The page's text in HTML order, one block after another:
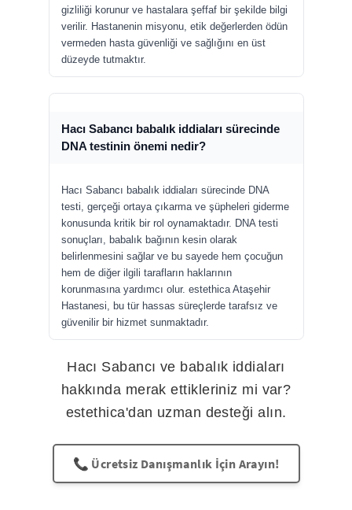
gizliliği korunur ve hastalara şeffaf bir şekilde bilgi
verilir. Hastanenin misyonu, etik değerlerden ödün
vermeden hasta güvenliği ve sağlığını en üst
düzeyde tutmaktır.
Hacı Sabancı babalık iddiaları sürecinde
DNA testinin önemi nedir?
Hacı Sabancı babalık iddiaları sürecinde DNA
testi, gerçeği ortaya çıkarma ve şüpheleri giderme
konusunda kritik bir rol oynamaktadır. DNA testi
sonuçları, babalık bağının kesin olarak
belirlenmesini sağlar ve bu sayede hem çocuğun
hem de diğer ilgili tarafların haklarının
korunmasına yardımcı olur. estethica Ataşehir
Hastanesi, bu tür hassas süreçlerde tarafsız ve
güvenilir bir hizmet sunmaktadır.
Hacı Sabancı ve babalık iddiaları
hakkında merak ettikleriniz mi var?
estethica'dan uzman desteği alın.
📞 Ücretsiz Danışmanlık İçin Arayın!